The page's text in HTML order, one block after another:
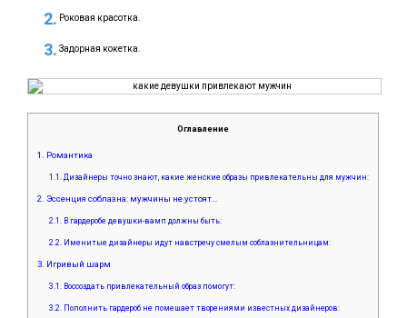
Роковая красотка.
Задорная кокетка.
Оглавление
1. Романтика
1.1. Дизайнеры точно знают, какие женские образы привлекательны для мужчин:
2. Эссенция соблазна: мужчины не устоят…
2.1. В гардеробе девушки-вамп должны быть:
2.2. Именитые дизайнеры идут навстречу смелым соблазнительницам:
3. Игривый шарм
3.1. Воссоздать привлекательный образ помогут:
3.2. Пополнить гардероб не помешает творениями известных дизайнеров: